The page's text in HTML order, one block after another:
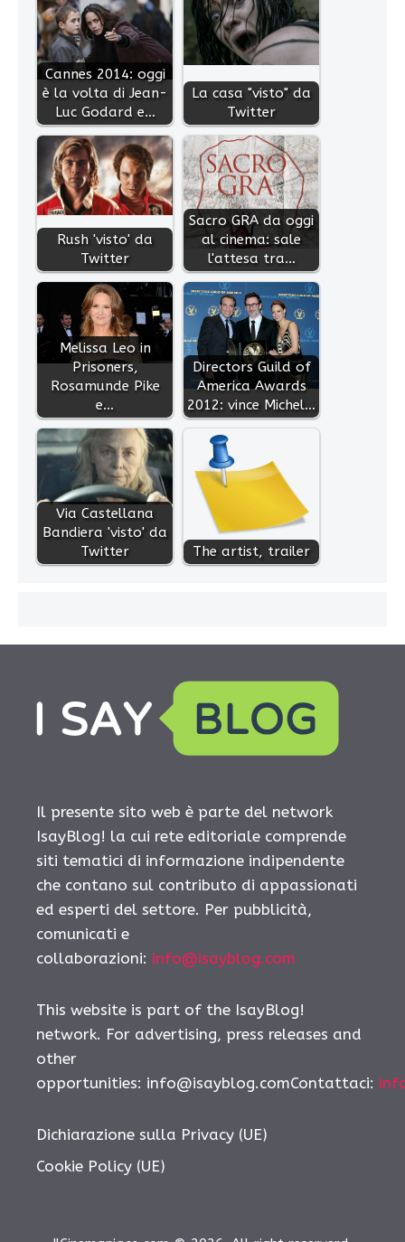
Cannes 2014: oggi
è la volta di Jean-
Luc Godard e…
La casa "visto" da
Twitter
Rush 'visto' da
Twitter
Sacro GRA da oggi
al cinema: sale
l'attesa tra…
Melissa Leo in
Prisoners,
Rosamunde Pike
e…
Directors Guild of
America Awards
2012: vince Michel…
Via Castellana
Bandiera 'visto' da
Twitter
The artist, trailer
Il presente sito web è parte del network
IsayBlog! la cui rete editoriale comprende
siti tematici di informazione indipendente
che contano sul contributo di appassionati
ed esperti del settore. Per pubblicità,
comunicati e
collaborazioni: info@isayblog.com
This website is part of the IsayBlog!
network. For advertising, press releases and
other
opportunities: info@isayblog.comContattaci:
Dichiarazione sulla Privacy (UE)
Cookie Policy (UE)